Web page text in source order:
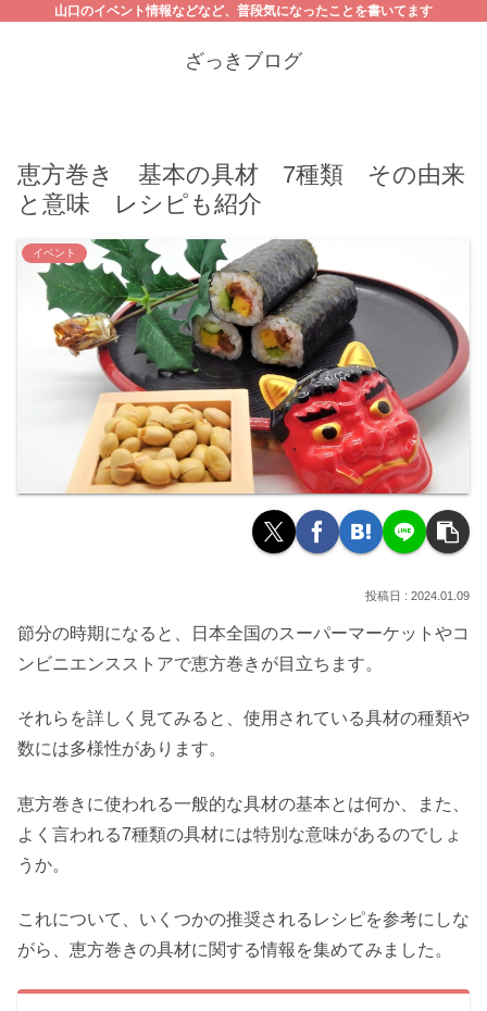
山口のイベント情報などなど、普段気になったことを書いてます
ざっきブログ
恵方巻き 基本の具材 7種類 その由来
と意味 レシピも紹介
イベント
2024.01.09
節分の時期になると、日本全国のスーパーマーケットやコ
ンビニエンスストアで恵方巻きが目立ちます。
それらを詳しく見てみると、使用されている具材の種類や
数には多様性があります。
恵方巻きに使われる一般的な具材の基本とは何か、また、
よく言われる7種類の具材には特別な意味があるのでしょ
うか。
これについて、いくつかの推奨されるレシピを参考にしな
がら、恵方巻きの具材に関する情報を集めてみました。